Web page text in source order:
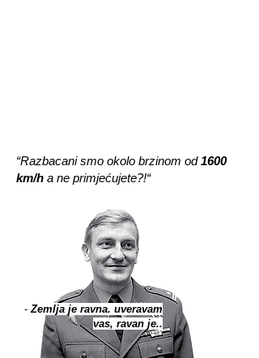
“Razbacani smo okolo brzinom od1600
km/h a ne primjećujete?!“
- Zemlja je ravna. uveravam
vas, ravan je..